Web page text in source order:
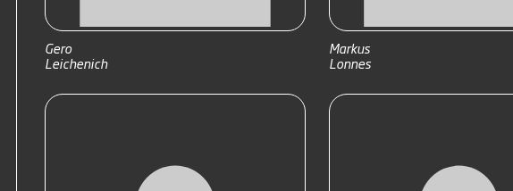
Gero
Leichenich
Markus
Lonnes